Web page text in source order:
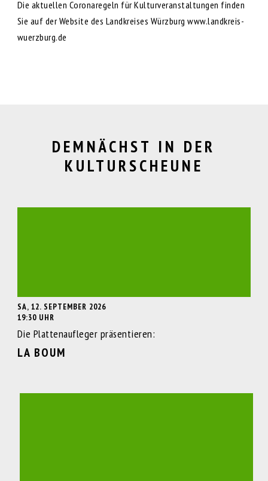
Die aktuellen Coronaregeln für Kulturveranstaltungen finden
Sie auf der Website des Landkreises Würzburg www.landkreis-
wuerzburg.de
DEMNÄCHST IN DER
KULTURSCHEUNE
SA, 12. SEPTEMBER 2026
19:30 UHR
Die Plattenaufleger präsentieren:
LA BOUM